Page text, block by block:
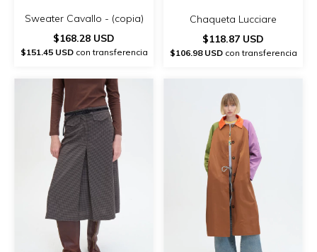
Sweater Cavallo - (copia)
$168.28 USD
$151.45 USDcon transferencia
Chaqueta Lucciare
$118.87 USD
$106.98 USDcon transferencia